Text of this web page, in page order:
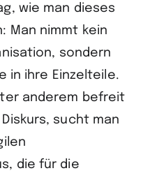
wie man dieses
Man nimmt kein
sondern
in ihre Einzelteile.
anderem befreit
sucht man
die für die